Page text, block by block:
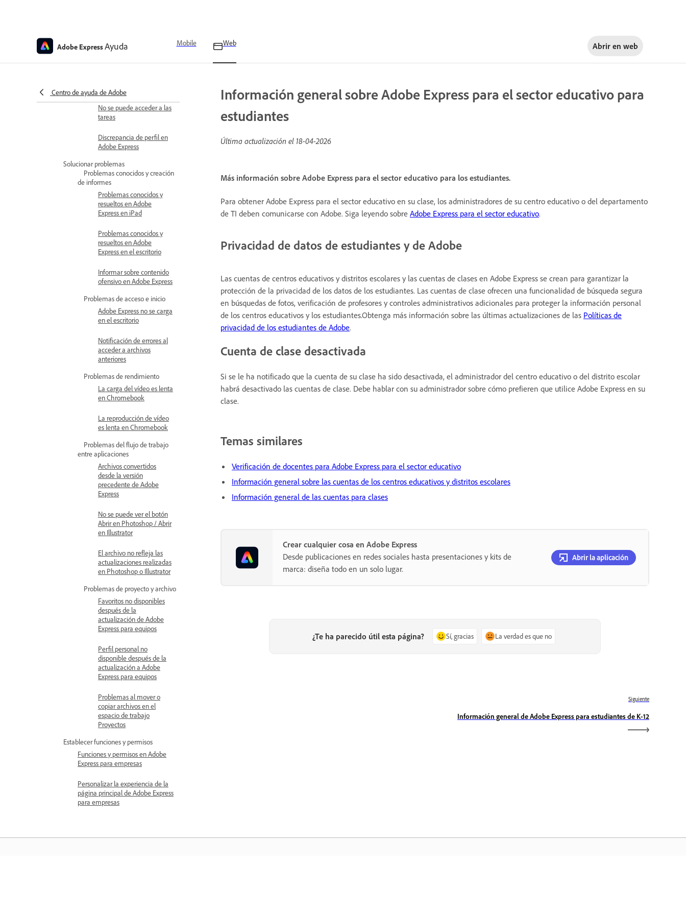
Adobe ExpressAyuda Mobile Web Abrir en web
Centro de ayuda de Adobe
Monitorizar el progreso de
Solucionar problemas
No se puede acceder a las
tareas
Discrepancia de perfil en
Adobe Express
Solucionar problemas
Problemas conocidos y creación
de informes
Problemas conocidos y
resueltos en Adobe
Express en iPad
Problemas conocidos y
resueltos en Adobe
Express en el escritorio
Informar sobre contenido
ofensivo en Adobe Express
Problemas de acceso e inicio
Adobe Express no se carga
en el escritorio
Notificación de errores al
acceder a archivos
anteriores
Problemas de rendimiento
La carga del vídeo es lenta
en Chromebook
La reproducción de vídeo
es lenta en Chromebook
Problemas del flujo de trabajo
entre aplicaciones
Archivos convertidos
desde la versión
precedente de Adobe
Express
No se puede ver el botón
Abrir en Photoshop / Abrir
en Illustrator
El archivo no refleja las
actualizaciones realizadas
en Photoshop o Illustrator
Problemas de proyecto y archivo
Favoritos no disponibles
después de la
actualización de Adobe
Express para equipos
Perfil personal no
disponible después de la
actualización a Adobe
Express para equipos
Problemas al mover o
copiar archivos en el
espacio de trabajo
Proyectos
Establecer funciones y permisos
Funciones y permisos en Adobe
Express para empresas
Personalizar la experiencia de la
página principal de Adobe Express
para empresas
Información general sobre Adobe Express para el sector educativo para
estudiantes
Última actualización el 18-04-2026
Más información sobre Adobe Express para el sector educativo para los estudiantes.
Para obtener Adobe Express para el sector educativo en su clase, los administradores de su centro educativo o del departamento
de TI deben comunicarse con Adobe. Siga leyendo sobre Adobe Express para el sector educativo.
Privacidad de datos de estudiantes y de Adobe
Las cuentas de centros educativos y distritos escolares y las cuentas de clases en Adobe Express se crean para garantizar la
protección de la privacidad de los datos de los estudiantes. Las cuentas de clase ofrecen una funcionalidad de búsqueda segura
en búsquedas de fotos, verificación de profesores y controles administrativos adicionales para proteger la información personal
de los centros educativos y los estudiantes.Obtenga más información sobre las últimas actualizaciones de las Políticas de
privacidad de los estudiantes de Adobe.
Cuenta de clase desactivada
Si se le ha notificado que la cuenta de su clase ha sido desactivada, el administrador del centro educativo o del distrito escolar
habrá desactivado las cuentas de clase. Debe hablar con su administrador sobre cómo prefieren que utilice Adobe Express en su
clase.
Temas similares
Verificación de docentes para Adobe Express para el sector educativo
Información general sobre las cuentas de los centros educativos y distritos escolares
Información general de las cuentas para clases
Crear cualquier cosa en Adobe Express
Desde publicaciones en redes sociales hasta presentaciones y kits de
marca: diseña todo en un solo lugar.
Abrir la aplicación
¿Te ha parecido útil esta página? Sí, gracias La verdad es que no
Siguiente
Información general de Adobe Express para estudiantes de K-12